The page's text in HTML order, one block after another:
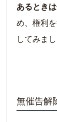
あるとき
め、権利
してみまし
無催告解